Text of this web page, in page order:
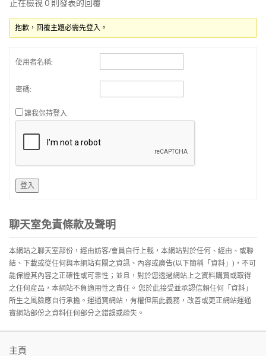
正在檢視 0 則發表的回覆
抱歉，回覆主題必需先登入。
使用者名稱:
密碼:
讓我保持登入
登入
聊天室免責條款及聲明
本網站之聊天室部份，經由訪客/會員自行上載，本網站對於任何、經由、或聯
結、下載或從任何與本網站有關之資訊、內容或廣告(以下簡稱「資料」)，不可
能保證其內容之正確性或可靠性；並且，對於您透過網站上之資料購買或取得
之任何産品，本網站不負適用性之責任。 您於此接受並承認信賴任何「資料」
所生之風險應自行承擔。運通寶網站，有權但無此義務，改善或更正網站運通
寶網站部份之資料任何部分之錯誤或疏失。
主頁